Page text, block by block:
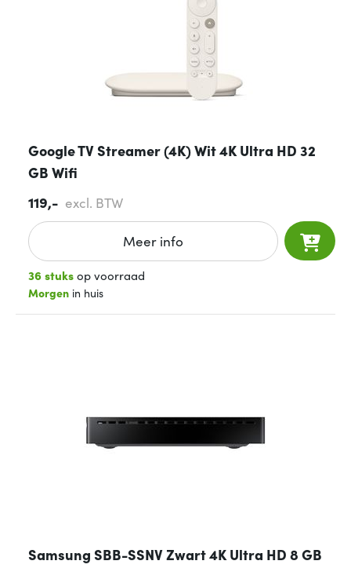
Google TV Streamer (4K) Wit 4K Ultra HD 32
GB Wifi
119,- excl. BTW
Meer info
36 stuksop voorraad
Morgen in huis
Samsung SBB-SSNV Zwart 4K Ultra HD 8 GB